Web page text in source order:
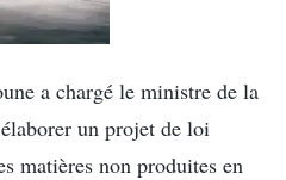
a chargé le ministre de la
un projet de loi
matières non produites en